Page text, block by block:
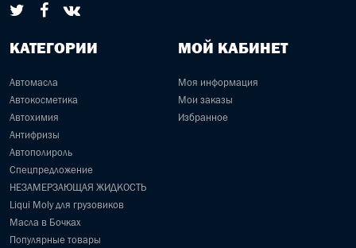
КАТЕГОРИИ
Автомасла
Автокосметика
Автохимия
Антифризы
Автополироль
Спецпредложение
НЕЗАМЕРЗАЮЩАЯ ЖИДКОСТЬ
Liqui Moly для грузовиков
Масла в Бочках
Популярные товары
МОЙ КАБИНЕТ
Моя информация
Мои заказы
Избранное